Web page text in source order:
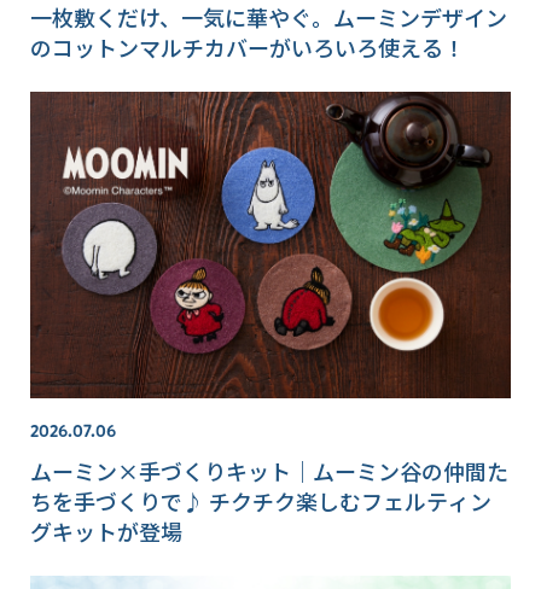
一枚敷くだけ、一気に華やぐ。ムーミンデザイン
のコットンマルチカバーがいろいろ使える！
2026.07.06
ムーミン×手づくりキット｜ムーミン谷の仲間た
ちを手づくりで♪ チクチク楽しむフェルティン
グキットが登場